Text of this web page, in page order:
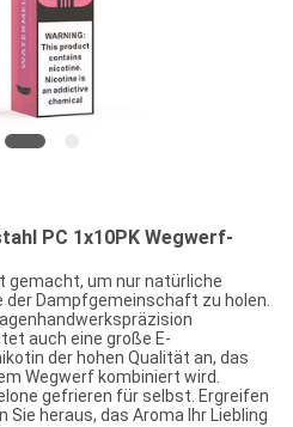
PC 1x10PK Wegwerf-
gemacht, um nur natürliche
der Dampfgemeinschaft zu holen.
auch eine große E-
der hohen Qualität an, das
Wegwerf kombiniert wird.
gefrieren für selbst. Ergreifen
Sie heraus, das Aroma Ihr Liebling